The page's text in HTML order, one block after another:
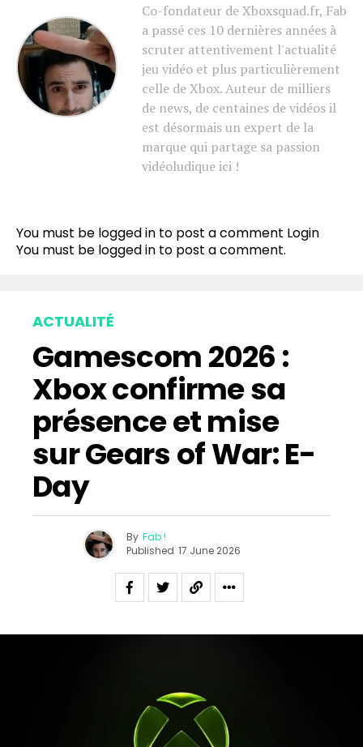
Co-fondateur de Xboxsquad.fr, Fab
a passé ces 10 dernières années à
scruter attentivement l'actualité
jeu vidéo et plus particulièrement
celle de Xbox. Auteur de milliers
de news, de centaines de vidéos il
est désormais un expert de la
marque qui partage sa passion
vidéoludique ici !
You must be logged in to post a comment Login
You must be logged in to post a comment.
ACTUALITÉ
Gamescom 2026 :
Xbox confirme sa
présence et mise
sur Gears of War: E-
Day
By Fab !
Published 17 June 2026